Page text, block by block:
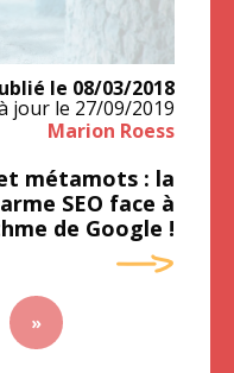
le 08/03/2018
jour le 27/09/2019
Marion Roess
métamots : la
SEO face à
de Google !
»